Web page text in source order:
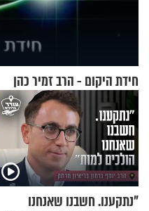
חידת היקום - הרב זמיר כהן
"נתקענו. חשבנו שאנחנו